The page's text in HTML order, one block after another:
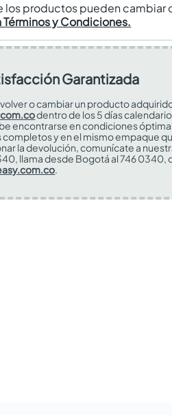
los productos pueden cambiar
Términos y Condiciones.
Garantizada
o cambiar un producto
dentro de los 5 días
encontrarse en condiciones
y en el mismo empaque
la devolución, comunícate a
llama desde Bogotá al 746 0340,
.